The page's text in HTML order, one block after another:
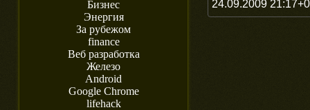
Бизнес
Энергия
За рубежом
finance
Веб разработка
Железо
Android
Google Chrome
lifehack
24.09.2009